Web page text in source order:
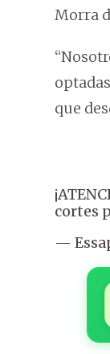
Morra
que
cortes
—